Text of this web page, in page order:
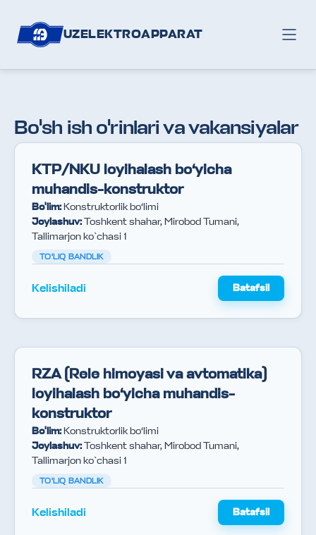
UZELEKTROAPPARAT
Bo'sh ish o'rinlari va vakansiyalar
KTP/NKU loyihalash bo‘yicha
muhandis-konstruktor
Bo'lim:Konstruktorlik bo‘limi
Joylashuv:Toshkent shahar, Mirobod Tumani,
Tallimarjon ko`chasi 1
TO'LIQ BANDLIK
Kelishiladi Batafsil
RZA (Rele himoyasi va avtomatika)
loyihalash bo‘yicha muhandis-
konstruktor
Bo'lim:Konstruktorlik bo‘limi
Joylashuv:Toshkent shahar, Mirobod Tumani,
Tallimarjon ko`chasi 1
TO'LIQ BANDLIK
Kelishiladi Batafsil